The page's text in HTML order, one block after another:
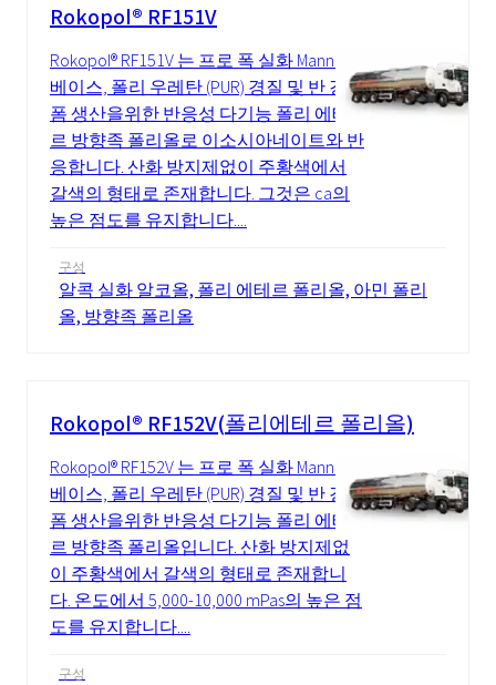
Rokopol® RF151V
Rokopol® RF151V 는 프로 폭 실화 Mannich
베이스, 폴리 우레탄 (PUR) 경질 및 반 강성
폼 생산을위한 반응성 다기능 폴리 에테
르 방향족 폴리올로 이소시아네이트와 반
응합니다. 산화 방지제없이 주황색에서
갈색의 형태로 존재합니다. 그것은 ca의
높은 점도를 유지합니다....
구성
알콕 실화 알코올, 폴리 에테르 폴리올, 아민 폴리
올, 방향족 폴리올
Rokopol® RF152V(폴리에테르 폴리올)
Rokopol® RF152V 는 프로 폭 실화 Mannich
베이스, 폴리 우레탄 (PUR) 경질 및 반 경질
폼 생산을위한 반응성 다기능 폴리 에테
르 방향족 폴리올입니다. 산화 방지제없
이 주황색에서 갈색의 형태로 존재합니
다. 온도에서 5,000-10,000 mPas의 높은 점
도를 유지합니다....
구성